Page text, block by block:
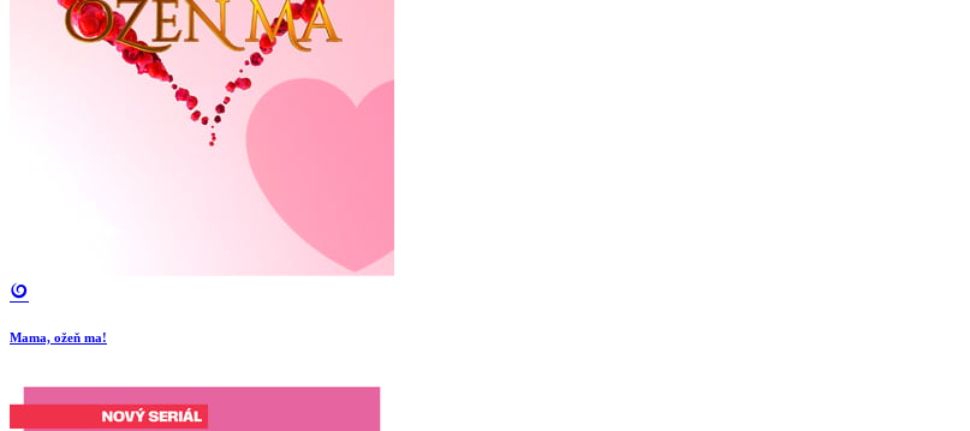
Mama, ožeň ma!